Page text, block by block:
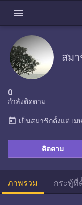
menu
สมา
0
กำลังติดตาม
ติดตาม
today เป็นสมาชิกตั้งแต่ เม
ภาพรวม กระทู้ที่